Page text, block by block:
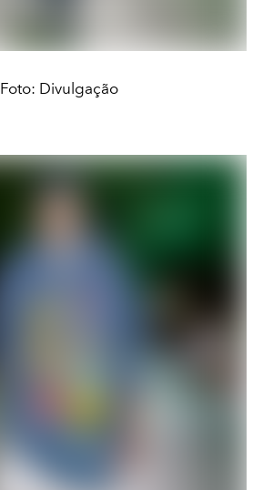
Foto: Divulgação